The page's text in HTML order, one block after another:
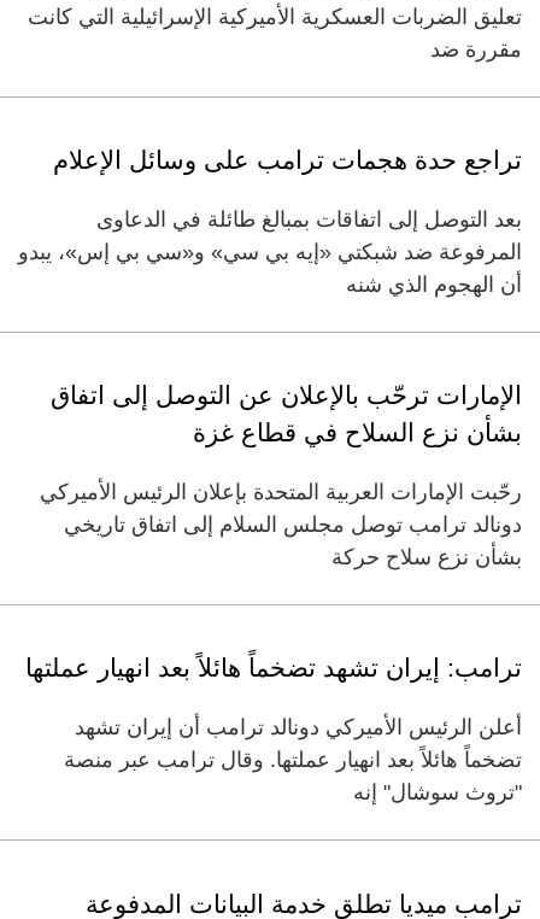
تعليق الضربات العسكرية الأميركية الإسرائيلية التي كانت
مقررة ضد
تراجع حدة هجمات ترامب على وسائل الإعلام
بعد التوصل إلى اتفاقات بمبالغ طائلة في الدعاوى
المرفوعة ضد شبكتي «إيه بي سي» و«سي بي إس»، يبدو
أن الهجوم الذي شنه
الإمارات ترحّب بالإعلان عن التوصل إلى اتفاق
بشأن نزع السلاح في قطاع غزة
رحّبت الإمارات العربية المتحدة بإعلان الرئيس الأميركي
دونالد ترامب توصل مجلس السلام إلى اتفاق تاريخي
بشأن نزع سلاح حركة
ترامب: إيران تشهد تضخماً هائلاً بعد انهيار عملتها
أعلن الرئيس الأميركي دونالد ترامب أن إيران تشهد
تضخماً هائلاً بعد انهيار عملتها. وقال ترامب عبر منصة
"تروث سوشال" إنه
ترامب ميديا تطلق خدمة البيانات المدفوعة